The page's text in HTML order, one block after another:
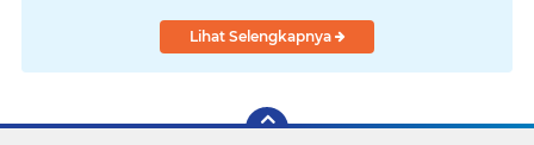
Lihat Selengkapnya